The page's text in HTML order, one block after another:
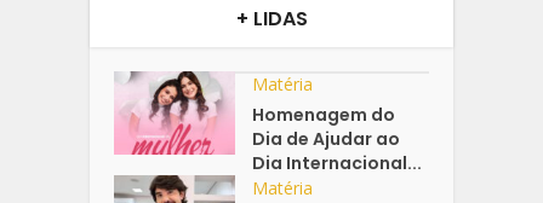
+ LIDAS
Matéria
Homenagem do
Dia de Ajudar ao
Dia Internacional...
Matéria